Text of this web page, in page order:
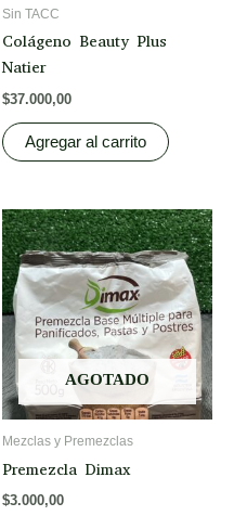
Sin TACC
Colágeno Beauty Plus
Natier
$37.000,00
Agregar al carrito
AGOTADO
Mezclas y Premezclas
Premezcla Dimax
$3.000,00
Este
tiene
Las
se